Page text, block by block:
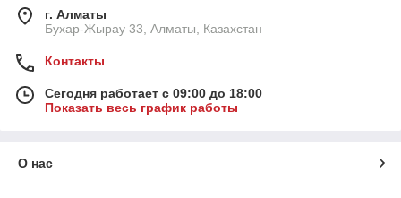
Удобство монтажа и эксплуатации
Клапаны RLV-S легко устанавливаются и обслуживаются, что
позволяет быстро и удобно проводить ремонтные работы
или замену радиаторов без необходимости полного
отключения системы отопления.
Технические характеристики
Вес нетто:
Объем:
г. Алматы
Бухар-Жырау 33, Алматы, Казахстан
Контакты
Сегодня работает с 09:00 до 18:00
Показать весь график работы
О нас